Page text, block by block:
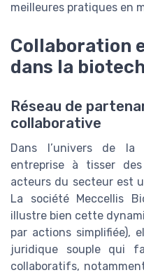
meilleures pratiques en
Collaboration
dans la
Réseau de
collaborative
Dans l’univers de la
entreprise à tisser
acteurs du secteur est
La société Meccellis
illustre bien cette
par actions simplifiée),
juridique souple qui
collaboratifs,